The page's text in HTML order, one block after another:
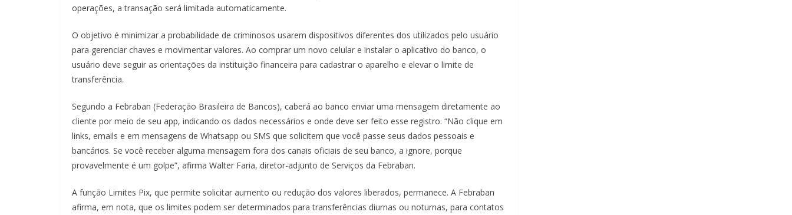
operações, a transação será limitada automaticamente.
O objetivo é minimizar a probabilidade de criminosos usarem dispositivos diferentes dos utilizados pelo usuário
para gerenciar chaves e movimentar valores. Ao comprar um novo celular e instalar o aplicativo do banco, o
usuário deve seguir as orientações da instituição financeira para cadastrar o aparelho e elevar o limite de
transferência.
Segundo a Febraban (Federação Brasileira de Bancos), caberá ao banco enviar uma mensagem diretamente ao
cliente por meio de seu app, indicando os dados necessários e onde deve ser feito esse registro. “Não clique em
links, emails e em mensagens de Whatsapp ou SMS que solicitem que você passe seus dados pessoais e
bancários. Se você receber alguma mensagem fora dos canais oficiais de seu banco, a ignore, porque
provavelmente é um golpe”, afirma Walter Faria, diretor-adjunto de Serviços da Febraban.
A função Limites Pix, que permite solicitar aumento ou redução dos valores liberados, permanece. A Febraban
afirma, em nota, que os limites podem ser determinados para transferências diurnas ou noturnas, para contatos